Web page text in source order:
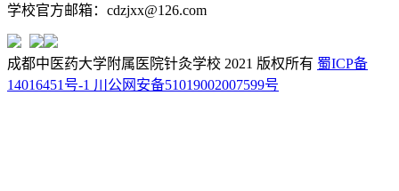
学校官方邮箱：cdzjxx@126.com
成都中医药大学附属医院针灸学校 2021 版权所有 蜀ICP备
14016451号-1 川公网安备51019002007599号